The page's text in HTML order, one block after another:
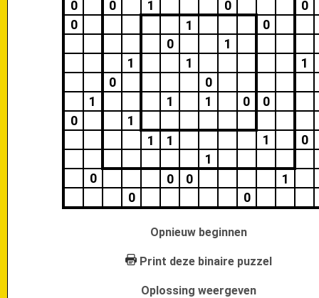
0
0 1 0
0
0
1
0
0
1
1
1
1
0
0
1
1 1 0
0
0
1
1
1 1
0
1
0
0 0
1
0
0
Opnieuw beginnen
Print deze binaire puzzel
Oplossing weergeven